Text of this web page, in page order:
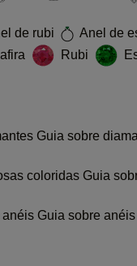
de rubi Anel de
Rubi
Guia sobre
coloridas Guia
anéis Guia sobre